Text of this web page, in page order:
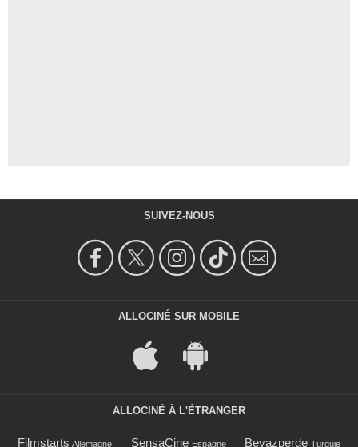
SUIVEZ-NOUS
ALLOCINÉ SUR MOBILE
ALLOCINÉ À L'ÉTRANGER
Filmstarts Allemagne SensaCine Espagne Beyazperde Turquie